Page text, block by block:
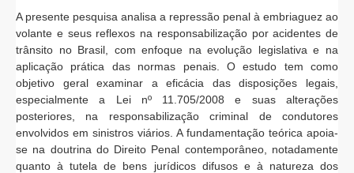
A presente pesquisa analisa a repressão penal à embriaguez ao
volante e seus reflexos na responsabilização por acidentes de
trânsito no Brasil, com enfoque na evolução legislativa e na
aplicação prática das normas penais. O estudo tem como
objetivo geral examinar a eficácia das disposições legais,
especialmente a Lei nº 11.705/2008 e suas alterações
posteriores, na responsabilização criminal de condutores
envolvidos em sinistros viários. A fundamentação teórica apoia-
se na doutrina do Direito Penal contemporâneo, notadamente
quanto à tutela de bens jurídicos difusos e à natureza dos